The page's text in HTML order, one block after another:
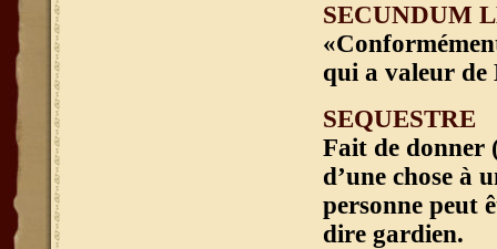
SECUNDUM
qui a valeur de
SEQUESTRE
Fait de donner
d’une chose à
personne peut
dire gardien.